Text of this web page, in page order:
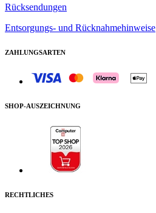
Rücksendungen
Entsorgungs- und Rücknahmehinweise
ZAHLUNGSARTEN
SHOP-AUSZEICHNUNG
RECHTLICHES